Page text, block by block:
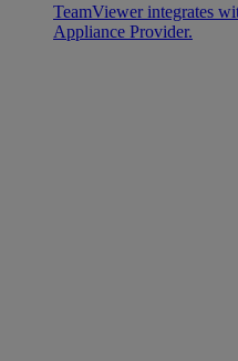
TeamViewer integrates
Appliance Provider.